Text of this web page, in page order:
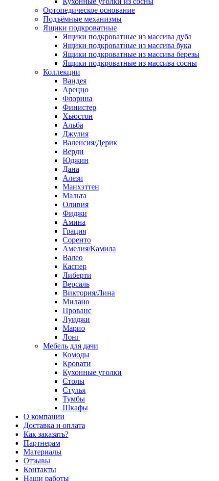
Ортопедическое основание
Подъёмные механизмы
Ящики подкроватные
Ящики подкроватные из массива дуба
Ящики подкроватные из массива бука
Ящики подкроватные из массива березы
Ящики подкроватные из массива сосны
Коллекции
Вандея
Ареццо
Флорина
Финистер
Хьюстон
Альба
Джулия
Валенсия/Дерик
Верди
Юджин
Дана
Алези
Манхэттен
Мальта
Оливия
Фиджи
Амина
Грация
Соренто
Амелия/Камила
Валео
Каспер
Либерти
Версаль
Виктория/Лина
Милано
Прованс
Луиджи
Марио
Лонг
Мебель для дачи
Комоды
Кровати
Кухонные уголки
Столы
Стулья
Тумбы
Шкафы
О компании
Доставка и оплата
Как заказать?
Партнерам
Материалы
Отзывы
Контакты
Наши работы